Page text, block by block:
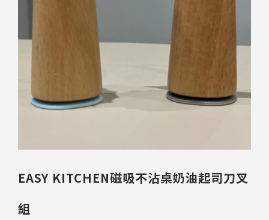
EASY KITCHEN磁吸不沾桌奶油起司刀叉
組